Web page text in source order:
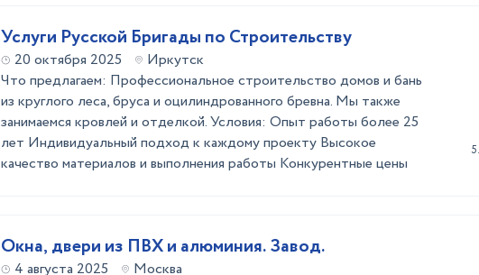
Услуги Русской Бригады по Строительству
20 октября 2025
Иркутск
Что предлагаем: Профессиональное строительство домов и бань
из круглого леса, бруса и оцилиндрованного бревна. Мы также
занимаемся кровлей и отделкой. Условия: Опыт работы более 25
лет Индивидуальный подход к каждому проекту Высокое
качество материалов и выполнения работы Конкурентные цены
Окна, двери из ПВХ и алюминия. Завод.
4 августа 2025
Москва